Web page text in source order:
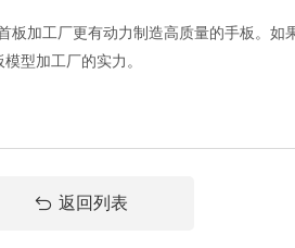
板加工厂更有动力制造高质量的手板。
型加工厂的实力。
返回列表